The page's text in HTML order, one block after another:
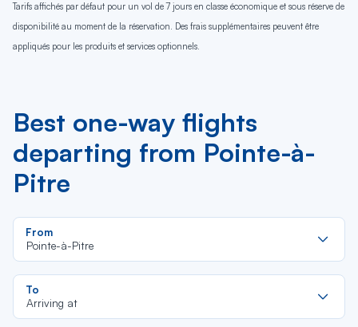
Tarifs affichés par défaut pour un vol de 7 jours en classe économique et sous réserve de
disponibilité au moment de la réservation. Des frais supplémentaires peuvent être
appliqués pour les produits et services optionnels.
Best one-way flights
departing from Pointe-à-
Pitre
From
Pointe-à-Pitre
To
Arriving at